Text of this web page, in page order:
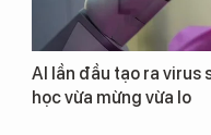
AI lần đầu tạo ra virus
học vừa mừng vừa lo